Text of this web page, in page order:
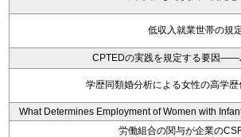
低収入就業世帯の規
CPTEDの実践を規定する要因
学歴同類婚分析による女性の高学
What Determines Employment of Women with
労働組合の関与が企業の